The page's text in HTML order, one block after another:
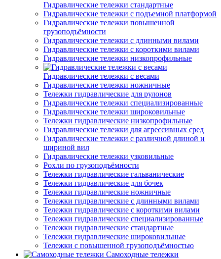
Гидравлические тележки стандартные
Гидравлические тележки с подъемной платформой
Гидравлические тележки повышенной
грузоподъёмности
Гидравлические тележки с длинными вилами
Гидравлические тележки с короткими вилами
Гидравлические тележки низкопрофильные
Гидравлические тележки с весами
Гидравлические тележки ножничные
Тележки гидравлические для рулонов
Гидравлические тележки специализированные
Гидравлические тележки широковильные
Тележки гидравлические низкопрофильные
Гидравлические тележки для агрессивных сред
Гидравлические тележки с различной длиной и
шириной вил
Гидравлические тележки узковильные
Рохли по грузоподъёмности
Тележки гидравлические гальванические
Тележки гидравлические для бочек
Тележки гидравлические ножничные
Тележки гидравлические с длинными вилами
Тележки гидравлические с короткими вилами
Тележки гидравлические специализированные
Тележки гидравлические стандартные
Тележки гидравлические широковильные
Тележки с повышенной грузоподъёмностью
Самоходные тележки